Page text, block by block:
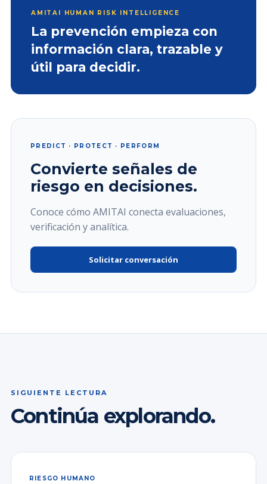
AMITAI HUMAN RISK INTELLIGENCE
La prevención empieza con
información clara, trazable y
útil para decidir.
PREDICT · PROTECT · PERFORM
Convierte señales de
riesgo en decisiones.
Conoce cómo AMITAI conecta evaluaciones,
verificación y analítica.
Solicitar conversación
SIGUIENTE LECTURA
Continúa explorando.
RIESGO HUMANO